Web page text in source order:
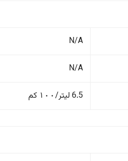
N/A
N/A
6.5 لیتر/١٠٠ کم